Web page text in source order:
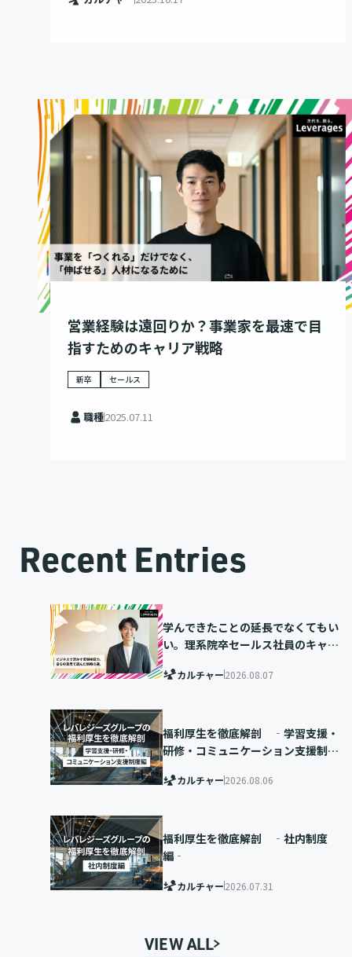
営業経験は遠回りか？事業家を最速で目
指すためのキャリア戦略
新卒 セールス
職種2025.07.11
Recent Entries
学んできたことの延長でなくてもい
い。理系院卒セールス社員のキャリ
カルチャー2026.08.07
福利厚生を徹底解剖 ‐学習支援・
研修・コミュニケーション支援制度
カルチャー2026.08.06
福利厚生を徹底解剖 ‐社内制度
編‐
カルチャー2026.07.31
VIEW ALL